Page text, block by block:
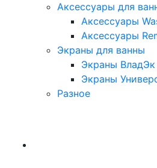
Аксессуары для
Аксессуары
Аксессуары
Экраны для ванны
Экраны ВладЭк
Экраны
Разное